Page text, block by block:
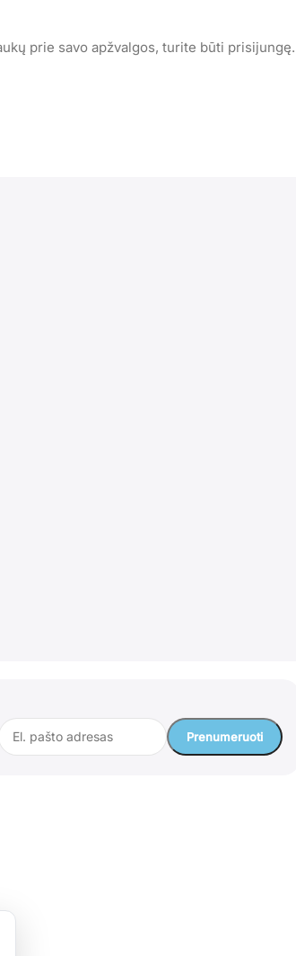
prie savo apžvalgos, turite būti prisijungę.